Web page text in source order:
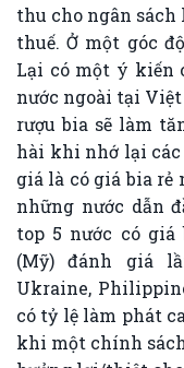
thu cho ngân sách
thuế. Ở một góc
Lại có một ý kiến
nước ngoài tại Việt
rượu bia sẽ làm
hài khi nhớ lại các
giá là có giá bia
những nước dẫn
top 5 nước có
(Mỹ) đánh giá
Ukraine,
có tỷ lệ làm phát
khi một chính